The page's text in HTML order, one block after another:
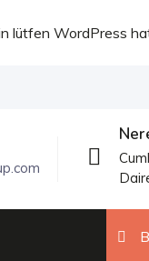
lütfen WordPress